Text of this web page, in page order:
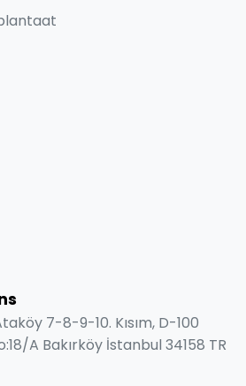
7-8-9-10. Kısım, D-100
A Bakırköy İstanbul 34158 TR